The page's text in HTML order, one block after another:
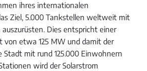
ihres internationalen
Ziel, 5.000 Tankstellen weltweit mit
Dies entspricht einer
von etwa 125 MW und damit der
Stadt mit rund 125.000 Einwohnern
wird der Solarstrom